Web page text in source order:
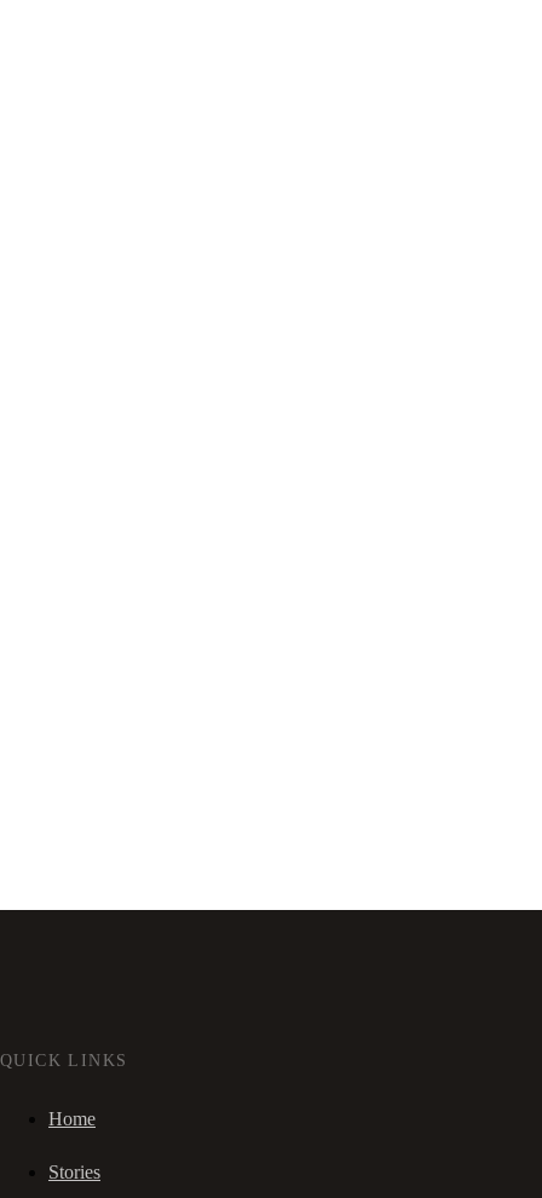
QUICK LINKS
Home
Stories